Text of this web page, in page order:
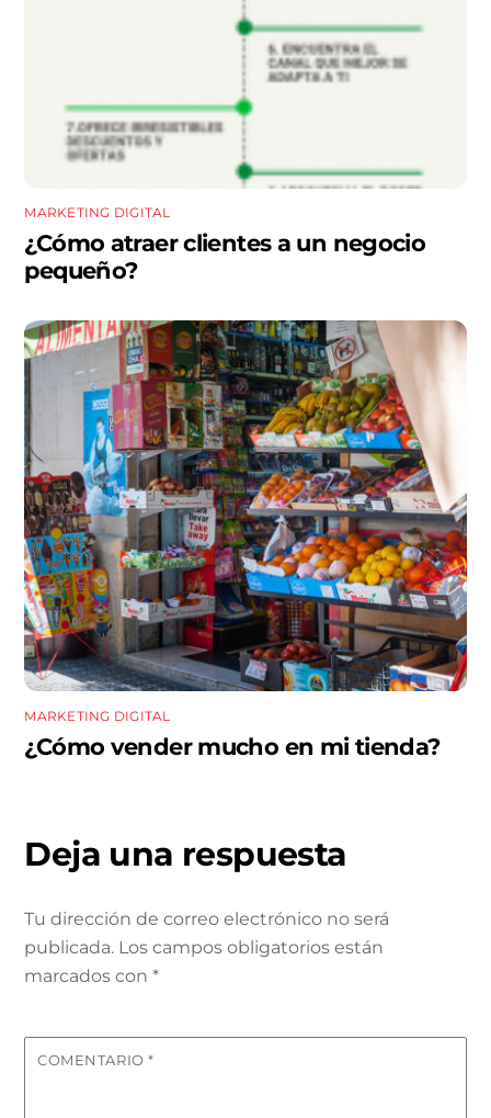
MARKETING DIGITAL
¿Cómo atraer clientes a un negocio
pequeño?
MARKETING DIGITAL
¿Cómo vender mucho en mi tienda?
Deja una respuesta
Tu dirección de correo electrónico no será
publicada. Los campos obligatorios están
marcados con*
COMENTARIO*